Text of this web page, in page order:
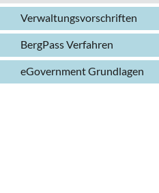
Verwaltungs­vorschriften
BergPass Verfahren
eGovernment Grundlagen